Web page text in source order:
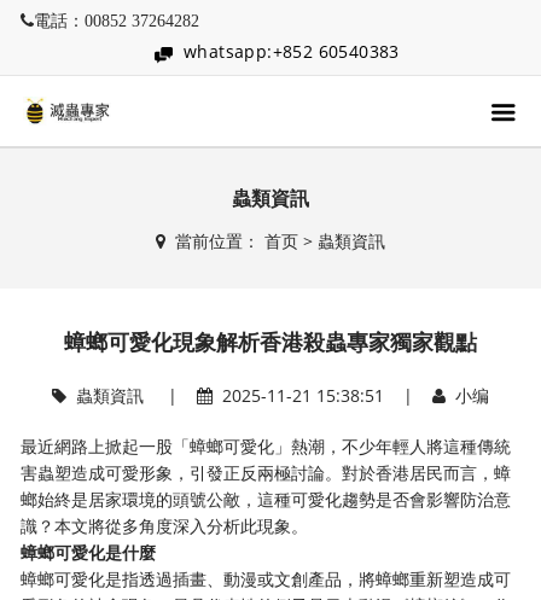
電話：00852 37264282
whatsapp:+852 60540383
蟲類資訊
當前位置： 首页> 蟲類資訊
蟑螂可愛化現象解析香港殺蟲專家獨家觀點
蟲類資訊| 2025-11-21 15:38:51 | 小编
最近網路上掀起一股「蟑螂可愛化」熱潮，不少年輕人將這種傳統
害蟲塑造成可愛形象，引發正反兩極討論。對於香港居民而言，蟑
螂始終是居家環境的頭號公敵，這種可愛化趨勢是否會影響防治意
識？本文將從多角度深入分析此現象。
蟑螂可愛化是什麼
蟑螂可愛化是指透過插畫、動漫或文創產品，將蟑螂重新塑造成可